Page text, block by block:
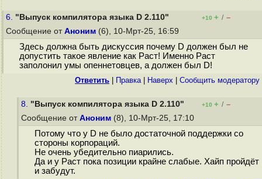
6. "Выпуск компилятора языка D 2.110" +10 + / –
Сообщение от Аноним (6), 10-Мрт-25, 16:59
Здесь должна быть дискуссия почему D должен был не
допустить такое явление как Раст! Именно Раст
заполонил умы опеннетовцев, а должен был D!
Ответить Правка| Наверх Cообщить модератору
8. "Выпуск компилятора языка D 2.110" +10 + / –
Сообщение от Аноним (8), 10-Мрт-25, 17:10
Потому что у D не было достаточной поддержки со
стороны корпораций.
Не очень убедительно пиарились.
Да и у Раст пока позиции крайне слабые. Хайп пройдёт
и забудут.